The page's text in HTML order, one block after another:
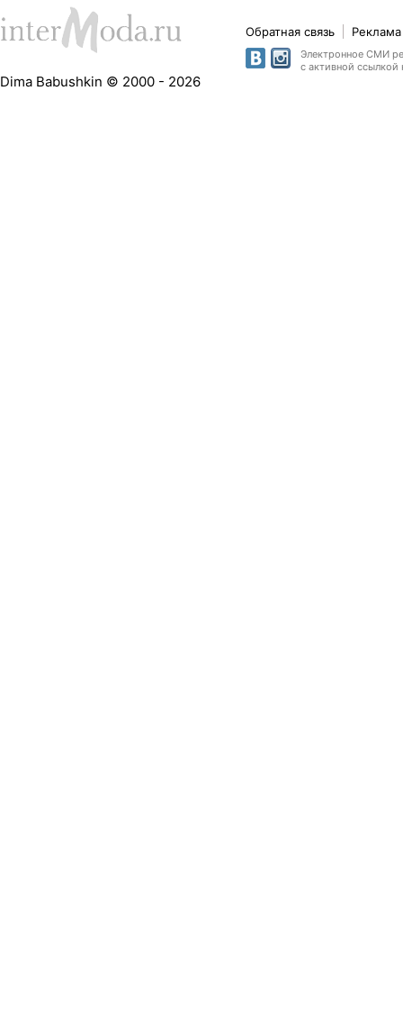
Dima Babushkin © 2000 - 2026
Обратная связь
Электронное СМИ
с активной ссылкой